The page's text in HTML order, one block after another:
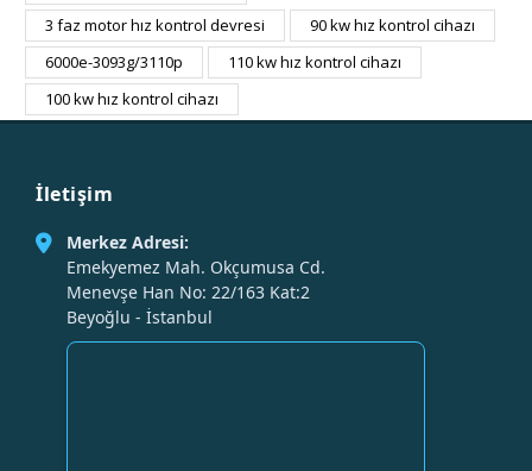
3 faz motor hız kontrol devresi
90 kw hız kontrol cihazı
6000e-3093g/3110p
110 kw hız kontrol cihazı
100 kw hız kontrol cihazı
İletişim
Merkez Adresi:
Emekyemez Mah. Okçumusa Cd.
Menevşe Han No: 22/163 Kat:2
Beyoğlu - İstanbul